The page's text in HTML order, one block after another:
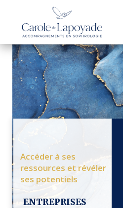
Accéder à ses
ressources et révéler
ses potentiels
ENTREPRISES